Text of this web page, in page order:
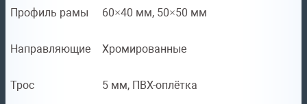
Профиль рамы 60×40 мм, 50×50 мм
Направляющие Хромированные
Трос 5 мм, ПВХ-оплётка